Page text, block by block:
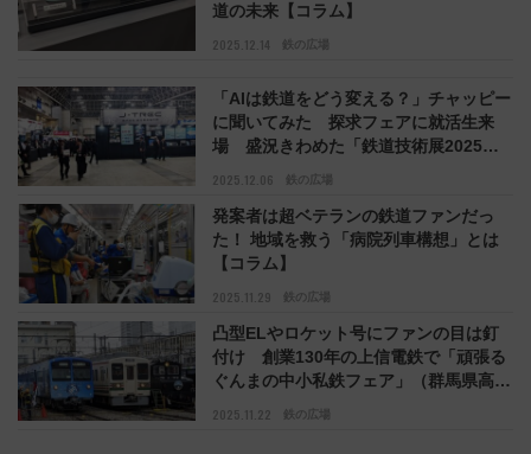
2025.12.14 鉄の広場
道の未来【コラム】
2025.12.06 鉄の広場
「AIは鉄道をどう変える？」チャッピー
に聞いてみた 探求フェアに就活生来
場 盛況きわめた「鉄道技術展2025」
2025.11.29 鉄の広場
発案者は超ベテランの鉄道ファンだっ
た！ 地域を救う「病院列車構想」とは
【コラム】
2025.11.22 鉄の広場
凸型ELやロケット号にファンの目は釘
付け 創業130年の上信電鉄で「頑張る
ぐんまの中小私鉄フェア」（群馬県高崎